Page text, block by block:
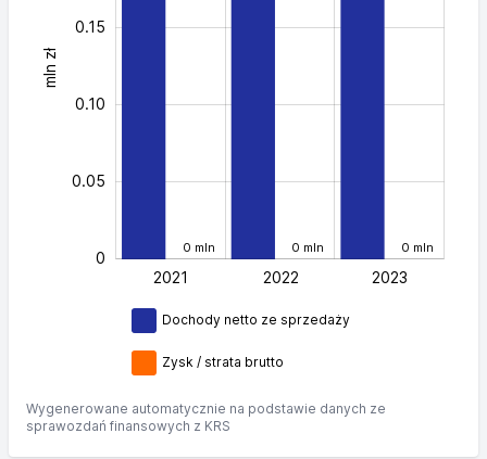
0 mln 0 mln 0 mln
mln zł
0
0.10
0.15
0.05
L
2021 2022 2023
Dochody netto ze sprzedaży
Zysk / strata brutto
Wygenerowane automatycznie na podstawie danych ze
sprawozdań finansowych z KRS